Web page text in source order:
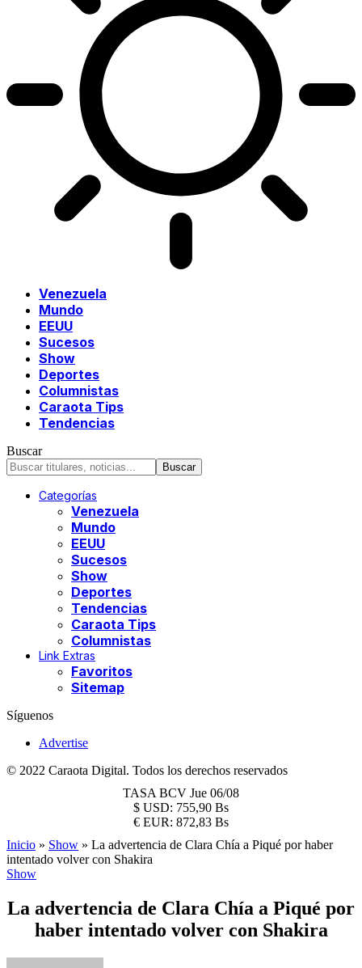
Venezuela
Mundo
EEUU
Sucesos
Show
Deportes
Columnistas
Caraota Tips
Tendencias
Buscar
Categorías
Venezuela
Mundo
EEUU
Sucesos
Show
Deportes
Tendencias
Caraota Tips
Columnistas
Link Extras
Favoritos
Sitemap
Síguenos
Advertise
© 2022 Caraota Digital. Todos los derechos reservados
TASA BCV Jue 06/08
$ USD: 755,90 Bs
€ EUR: 872,83 Bs
Inicio » Show » La advertencia de Clara Chía a Piqué por haber
intentado volver con Shakira
Show
La advertencia de Clara Chía a Piqué por
haber intentado volver con Shakira